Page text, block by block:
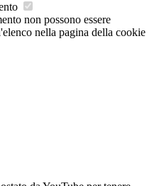
non possono essere
nella pagina della cookie